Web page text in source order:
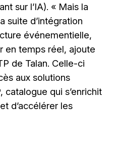
sur l’IA). « Mais la
suite d’intégration
événementielle,
en temps réel, ajoute
de Talan. Celle-ci
aux solutions
qui s’enrichit
d’accélérer les